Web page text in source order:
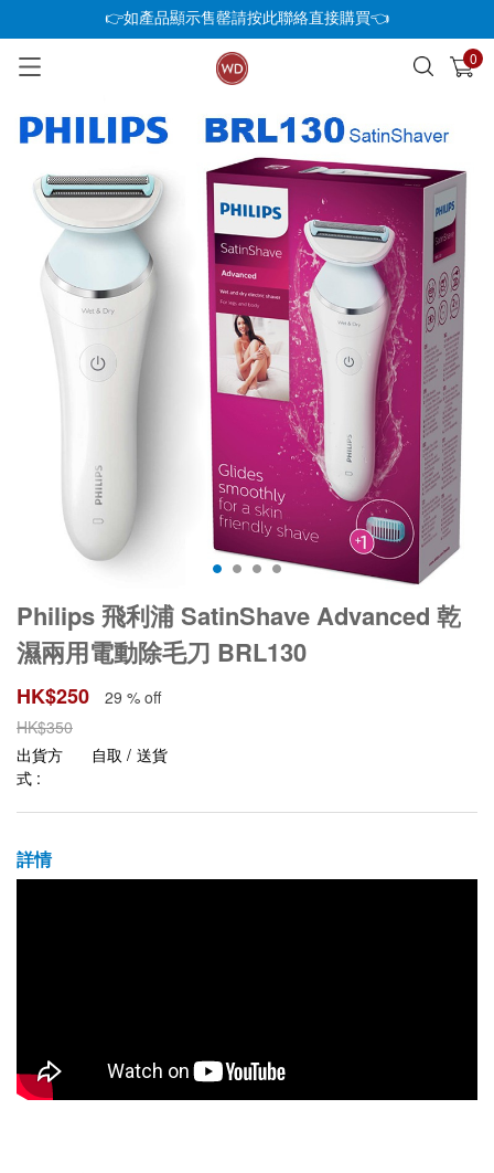
👉如產品顯示售罄請按此聯絡直接購買👈
0
已加入購物車 查看
Philips 飛利浦 SatinShave Advanced 乾
濕兩用電動除毛刀 BRL130
HK$250
29 % off
HK$350
出貨方
式 :
自取 / 送貨
詳情